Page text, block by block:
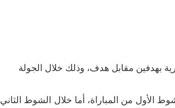
بهدفين مقابل هدف، وذلك خلال الجولة
الأول من المباراة، أما خلال الشوط الثاني